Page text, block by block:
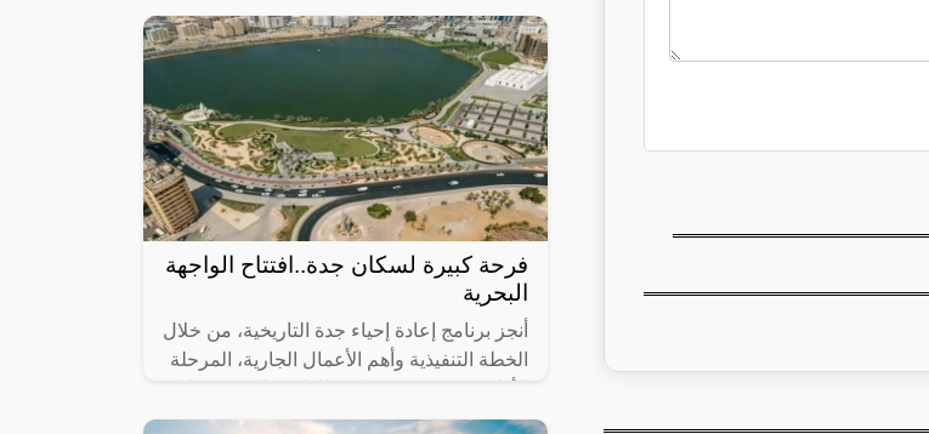
فرحة كبيرة لسكان جدة..افتتاح الواجهة
البحرية
أنجز برنامج إعادة إحياء جدة التاريخية، من خلال
الخطة التنفيذية وأهم الأعمال الجارية، المرحلة
عام 2023، التي تضمنت